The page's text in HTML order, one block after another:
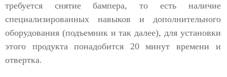
требуется снятие бампера, то есть наличие
специализированных навыков и дополнительного
оборудования (подъемник и так далее), для установки
этого продукта понадобится 20 минут времени и
отвертка.